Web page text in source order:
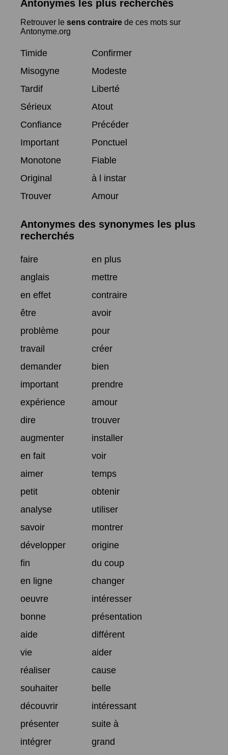
Antonymes les plus recherchés
Retrouver le sens contraire de ces mots sur
Antonyme.org
Timide
Confirmer
Misogyne
Modeste
Tardif
Liberté
Sérieux
Atout
Confiance
Précéder
Important
Ponctuel
Monotone
Fiable
Original
à l instar
Trouver
Amour
Antonymes des synonymes les plus
recherchés
faire
en plus
anglais
mettre
en effet
contraire
être
avoir
problème
pour
travail
créer
demander
bien
important
prendre
expérience
amour
dire
trouver
augmenter
installer
en fait
voir
aimer
temps
petit
obtenir
analyse
utiliser
savoir
montrer
développer
origine
fin
du coup
en ligne
changer
oeuvre
intéresser
bonne
présentation
aide
différent
vie
aider
réaliser
cause
souhaiter
belle
découvrir
intéressant
présenter
suite à
intégrer
grand